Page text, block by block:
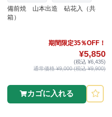
備前焼 山本出造 砧花入（共
箱）
期間限定35％OFF！
¥5,850
(税込 ¥6,435)
通常価格 ¥9,000 (税込 ¥9,900)
カゴに入れる